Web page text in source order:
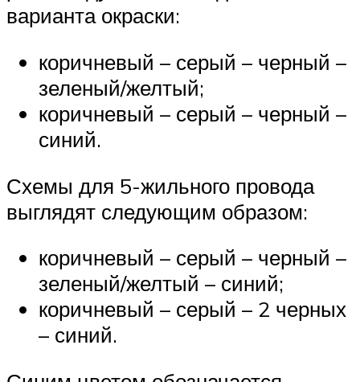
варианта окраски:
коричневый – серый – черный –
зеленый/желтый;
коричневый – серый – черный –
синий.
Схемы для 5-жильного провода
выглядят следующим образом:
коричневый – серый – черный –
зеленый/желтый – синий;
коричневый – серый – 2 черных
– синий.